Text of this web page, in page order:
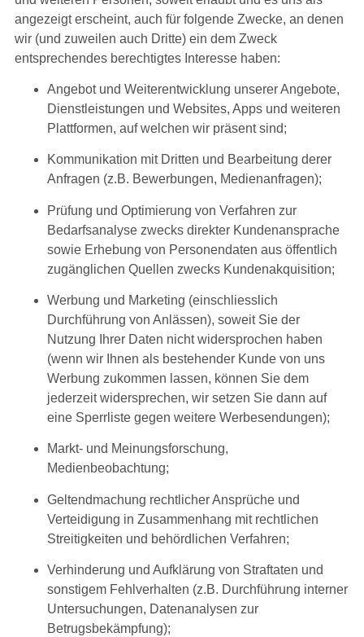
angezeigt erscheint, auch für folgende Zwecke, an denen
wir (und zuweilen auch Dritte) ein dem Zweck
entsprechendes berechtigtes Interesse haben:
Angebot und Weiterentwicklung unserer Angebote,
Dienstleistungen und Websites, Apps und weiteren
Plattformen, auf welchen wir präsent sind;
Kommunikation mit Dritten und Bearbeitung derer
Anfragen (z.B. Bewerbungen, Medienanfragen);
Prüfung und Optimierung von Verfahren zur
Bedarfsanalyse zwecks direkter Kundenansprache
sowie Erhebung von Personendaten aus öffentlich
zugänglichen Quellen zwecks Kundenakquisition;
Werbung und Marketing (einschliesslich
Durchführung von Anlässen), soweit Sie der
Nutzung Ihrer Daten nicht widersprochen haben
(wenn wir Ihnen als bestehender Kunde von uns
Werbung zukommen lassen, können Sie dem
jederzeit widersprechen, wir setzen Sie dann auf
eine Sperrliste gegen weitere Werbesendungen);
Markt- und Meinungsforschung,
Medienbeobachtung;
Geltendmachung rechtlicher Ansprüche und
Verteidigung in Zusammenhang mit rechtlichen
Streitigkeiten und behördlichen Verfahren;
Verhinderung und Aufklärung von Straftaten und
sonstigem Fehlverhalten (z.B. Durchführung interner
Untersuchungen, Datenanalysen zur
Betrugsbekämpfung);